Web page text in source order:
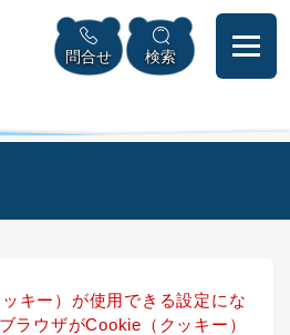
を飛ばして本文へ
問合せ 検索
キー）が使用できる設定にな
ラウザがCookie（クッキー）